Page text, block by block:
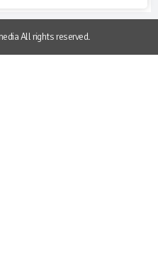
All rights reserved.